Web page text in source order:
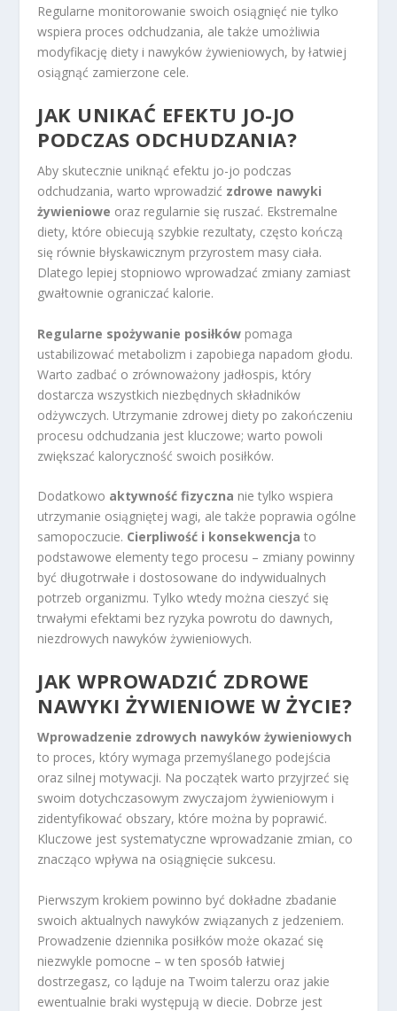
Regularne monitorowanie swoich osiągnięć nie tylko
wspiera proces odchudzania, ale także umożliwia
modyfikację diety i nawyków żywieniowych, by łatwiej
osiągnąć zamierzone cele.
JAK UNIKAĆ EFEKTU JO-JO
PODCZAS ODCHUDZANIA?
Aby skutecznie uniknąć efektu jo-jo podczas
odchudzania, warto wprowadzić zdrowe nawyki
żywieniowe oraz regularnie się ruszać. Ekstremalne
diety, które obiecują szybkie rezultaty, często kończą
się równie błyskawicznym przyrostem masy ciała.
Dlatego lepiej stopniowo wprowadzać zmiany zamiast
gwałtownie ograniczać kalorie.
Regularne spożywanie posiłków pomaga
ustabilizować metabolizm i zapobiega napadom głodu.
Warto zadbać o zrównoważony jadłospis, który
dostarcza wszystkich niezbędnych składników
odżywczych. Utrzymanie zdrowej diety po zakończeniu
procesu odchudzania jest kluczowe; warto powoli
zwiększać kaloryczność swoich posiłków.
Dodatkowo aktywność fizyczna nie tylko wspiera
utrzymanie osiągniętej wagi, ale także poprawia ogólne
samopoczucie. Cierpliwość i konsekwencja to
podstawowe elementy tego procesu – zmiany powinny
być długotrwałe i dostosowane do indywidualnych
potrzeb organizmu. Tylko wtedy można cieszyć się
trwałymi efektami bez ryzyka powrotu do dawnych,
niezdrowych nawyków żywieniowych.
JAK WPROWADZIĆ ZDROWE
NAWYKI ŻYWIENIOWE W ŻYCIE?
Wprowadzenie zdrowych nawyków żywieniowych
to proces, który wymaga przemyślanego podejścia
oraz silnej motywacji. Na początek warto przyjrzeć się
swoim dotychczasowym zwyczajom żywieniowym i
zidentyfikować obszary, które można by poprawić.
Kluczowe jest systematyczne wprowadzanie zmian, co
znacząco wpływa na osiągnięcie sukcesu.
Pierwszym krokiem powinno być dokładne zbadanie
swoich aktualnych nawyków związanych z jedzeniem.
Prowadzenie dziennika posiłków może okazać się
niezwykle pomocne – w ten sposób łatwiej
dostrzegasz, co ląduje na Twoim talerzu oraz jakie
ewentualnie braki występują w diecie. Dobrze jest